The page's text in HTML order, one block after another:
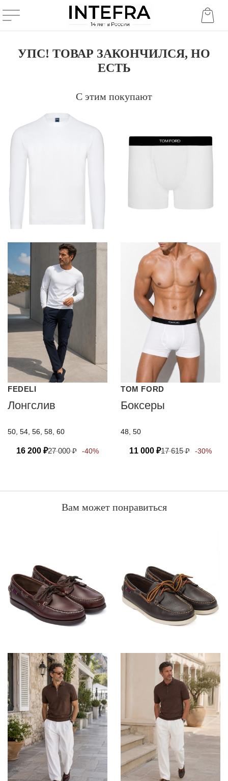
УПС! ТОВАР ЗАКОНЧИЛСЯ, НО
ЕСТЬ
С этим покупают
FEDELI
Лонгслив
50, 54, 56, 58, 60
16 200 ₽27 000₽ -40%
TOM FORD
Боксеры
48, 50
11 000 ₽17 615₽ -30%
Вам может понравиться